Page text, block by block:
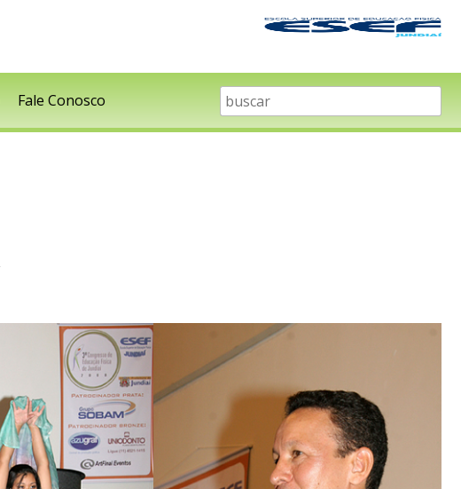
Fale Conosco